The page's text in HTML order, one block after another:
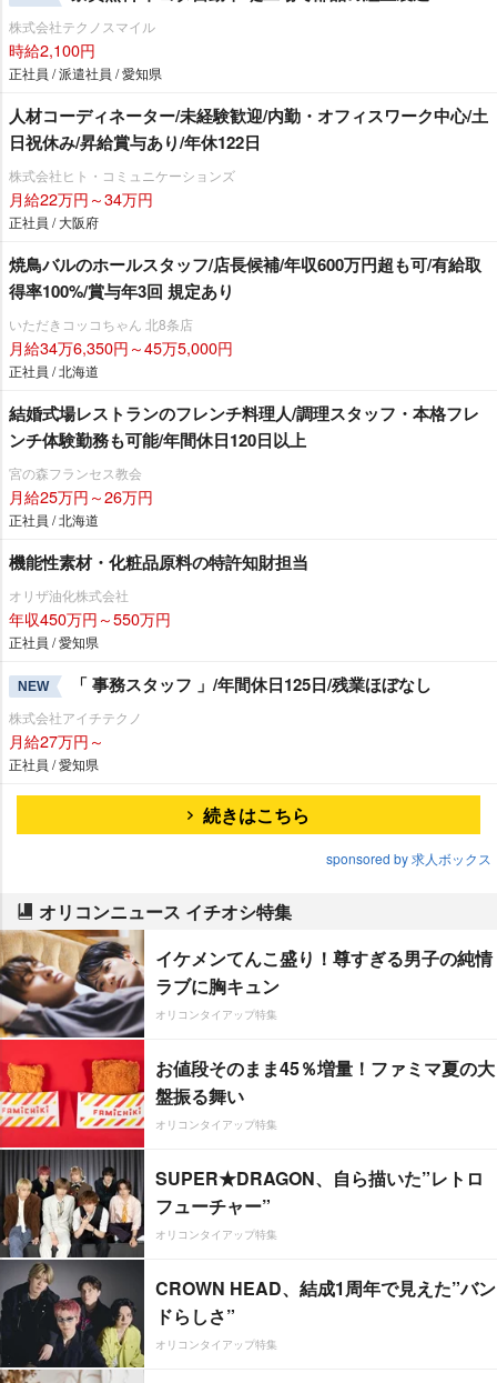
株式会社テクノスマイル
時給2,100円
正社員 / 派遣社員 / 愛知県
人材コーディネーター/未経験歓迎/内勤・オフィスワーク中心/土
日祝休み/昇給賞与あり/年休122日
株式会社ヒト・コミュニケーションズ
月給22万円～34万円
正社員 / 大阪府
焼鳥バルのホールスタッフ/店長候補/年収600万円超も可/有給取
得率100%/賞与年3回 規定あり
いただきコッコちゃん 北8条店
月給34万6,350円～45万5,000円
正社員 / 北海道
結婚式場レストランのフレンチ料理人/調理スタッフ・本格フレ
ンチ体験勤務も可能/年間休日120日以上
宮の森フランセス教会
月給25万円～26万円
正社員 / 北海道
機能性素材・化粧品原料の特許知財担当
オリザ油化株式会社
年収450万円～550万円
正社員 / 愛知県
NEW 「 事務スタッフ 」/年間休日125日/残業ほぼなし
株式会社アイチテクノ
月給27万円～
正社員 / 愛知県
続きはこちら
sponsored by 求人ボックス
オリコンニュース イチオシ特集
イケメンてんこ盛り！尊すぎる男子の純情
ラブに胸キュン
オリコンタイアップ特集
お値段そのまま45％増量！ファミマ夏の大
盤振る舞い
オリコンタイアップ特集
SUPER★DRAGON、自ら描いた”レトロ
フューチャー”
オリコンタイアップ特集
CROWN HEAD、結成1周年で見えた”バン
ドらしさ”
オリコンタイアップ特集